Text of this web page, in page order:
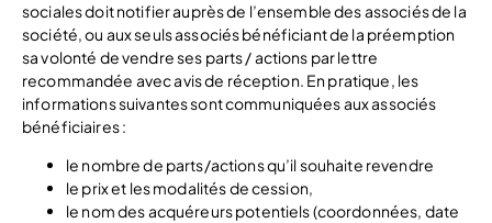
sociales doit notifier auprès de l’ensemble des associés de la
société, ou aux seuls associés bénéficiant de la préemption
sa volonté de vendre ses parts / actions par lettre
recommandée avec avis de réception. En pratique, les
informations suivantes sont communiquées aux associés
bénéficiaires :
le nombre de parts/actions qu’il souhaite revendre
le prix et les modalités de cession,
le nom des acquéreurs potentiels (coordonnées, date